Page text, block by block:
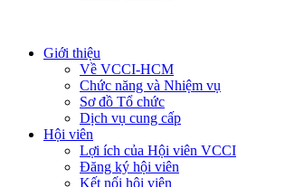
Giới thiệu
Về VCCI-HCM
Chức năng và Nhiệm vụ
Sơ đồ Tổ chức
Dịch vụ cung cấp
Hội viên
Lợi ích của Hội viên VCCI
Đăng ký hội viên
Kết nối hội viên